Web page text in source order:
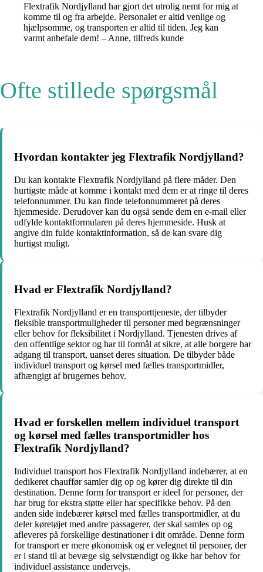
Flextrafik Nordjylland har gjort det utrolig nemt for mig at
komme til og fra arbejde. Personalet er altid venlige og
hjælpsomme, og transporten er altid til tiden. Jeg kan
varmt anbefale dem! – Anne, tilfreds kunde
Ofte stillede spørgsmål
Hvordan kontakter jeg Flextrafik Nordjylland?
Du kan kontakte Flextrafik Nordjylland på flere måder. Den
hurtigste måde at komme i kontakt med dem er at ringe til deres
telefonnummer. Du kan finde telefonnummeret på deres
hjemmeside. Derudover kan du også sende dem en e-mail eller
udfylde kontaktformularen på deres hjemmeside. Husk at
angive din fulde kontaktinformation, så de kan svare dig
hurtigst muligt.
Hvad er Flextrafik Nordjylland?
Flextrafik Nordjylland er en transporttjeneste, der tilbyder
fleksible transportmuligheder til personer med begrænsninger
eller behov for fleksibilitet i Nordjylland. Tjenesten drives af
den offentlige sektor og har til formål at sikre, at alle borgere har
adgang til transport, uanset deres situation. De tilbyder både
individuel transport og kørsel med fælles transportmidler,
afhængigt af brugernes behov.
Hvad er forskellen mellem individuel transport
og kørsel med fælles transportmidler hos
Flextrafik Nordjylland?
Individuel transport hos Flextrafik Nordjylland indebærer, at en
dedikeret chauffør samler dig op og kører dig direkte til din
destination. Denne form for transport er ideel for personer, der
har brug for ekstra støtte eller har specifikke behov. På den
anden side indebærer kørsel med fælles transportmidler, at du
deler køretøjet med andre passagerer, der skal samles op og
afleveres på forskellige destinationer i dit område. Denne form
for transport er mere økonomisk og er velegnet til personer, der
er i stand til at bevæge sig selvstændigt og ikke har behov for
individuel assistance undervejs.